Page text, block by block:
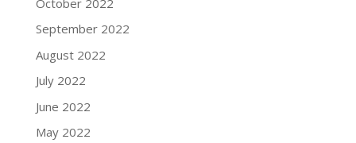
September 2022
August 2022
July 2022
June 2022
May 2022